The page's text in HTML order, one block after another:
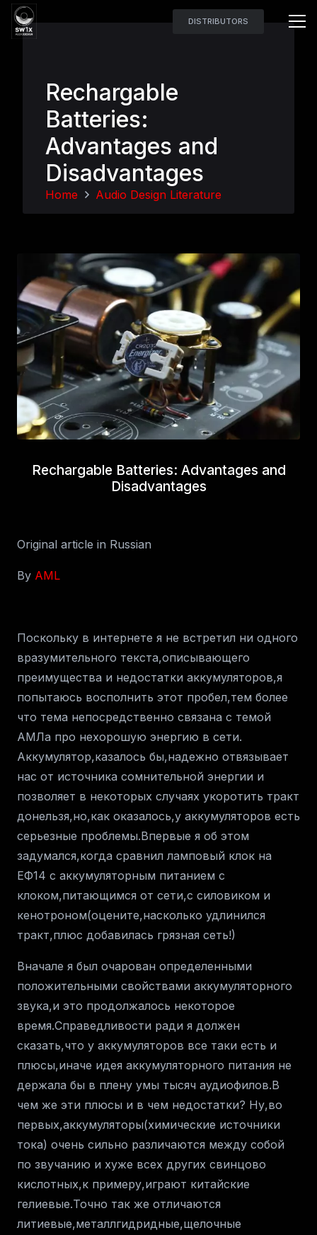
DISTRIBUTORS
Rechargable
Batteries:
Advantages and
Disadvantages
Home Audio Design Literature
Rechargable Batteries: Advantages and
Disadvantages
Original article in Russian
By AML
Поскольку в интернете я не встретил ни одного
вразумительного текста,описывающего
преимущества и недостатки аккумуляторов,я
попытаюсь восполнить этот пробел,тем более
что тема непосредственно связана с темой
АМЛа про нехорошую энергию в сети.
Аккумулятор,казалось бы,надежно отвязывает
нас от источника сомнительной энергии и
позволяет в некоторых случаях укоротить тракт
донельзя,но,как оказалось,у аккумуляторов есть
серьезные проблемы.Впервые я об этом
задумался,когда сравнил ламповый клок на
ЕФ14 с аккумуляторным питанием с
клоком,питающимся от сети,с силовиком и
кенотроном(оцените,насколько удлинился
тракт,плюс добавилась грязная сеть!)
Вначале я был очарован определенными
положительными свойствами аккумуляторного
звука,и это продолжалось некоторое
время.Справедливости ради я должен
сказать,что у аккумуляторов все таки есть и
плюсы,иначе идея аккумуляторного питания не
держала бы в плену умы тысяч аудиофилов.В
чем же эти плюсы и в чем недостатки? Ну,во
первых,аккумуляторы(химические источники
тока) очень сильно различаются между собой
по звучанию и хуже всех других свинцово
кислотных,к примеру,играют китайские
гелиевые.Точно так же отличаются
литиевые,металлгидридные,щелочные